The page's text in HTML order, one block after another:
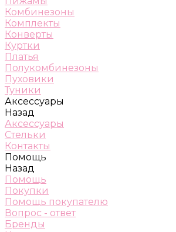
Комбинезоны
Комплекты
Конверты
Куртки
Платья
Полукомбинезоны
Пуховики
Туники
Аксессуары
Назад
Аксессуары
Стельки
Контакты
Помощь
Назад
Помощь
Покупки
Помощь покупателю
Вопрос - ответ
Бренды